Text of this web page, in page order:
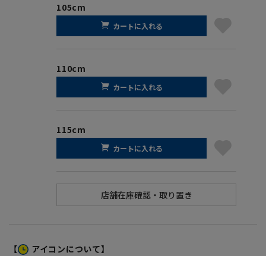
105cm
カートに入れる
110cm
カートに入れる
115cm
カートに入れる
【 アイコンについて】